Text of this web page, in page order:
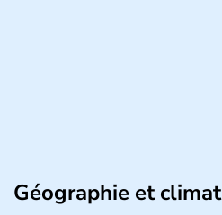
Géographie et climat